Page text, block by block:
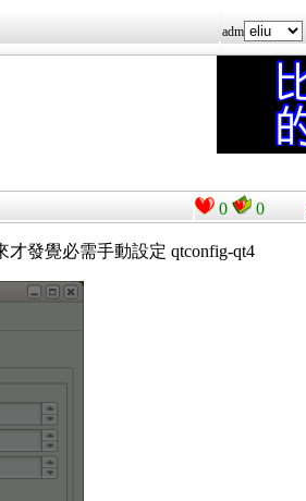
adm
0 0
才發覺必需手動設定 qtconfig-qt4